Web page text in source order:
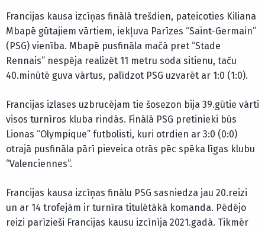
Francijas kausa izcīņas finālā trešdien, pateicoties Kiliana
Mbapē gūtajiem vārtiem, iekļuva Parīzes “Saint-Germain”
(PSG) vienība. Mbapē pusfināla mačā pret “Stade
Rennais” nespēja realizēt 11 metru soda sitienu, taču
40.minūtē guva vārtus, palīdzot PSG uzvarēt ar 1:0 (1:0).
Francijas izlases uzbrucējam tie šosezon bija 39.gūtie vārti
visos turnīros kluba rindās. Finālā PSG pretinieki būs
Lionas “Olympique” futbolisti, kuri otrdien ar 3:0 (0:0)
otrajā pusfināla pārī pieveica otrās pēc spēka līgas klubu
“Valenciennes”.
Francijas kausa izcīņas finālu PSG sasniedza jau 20.reizi
un ar 14 trofejām ir turnīra titulētākā komanda. Pēdējo
reizi parīzieši Francijas kausu izcīnīja 2021.gadā. Tikmēr